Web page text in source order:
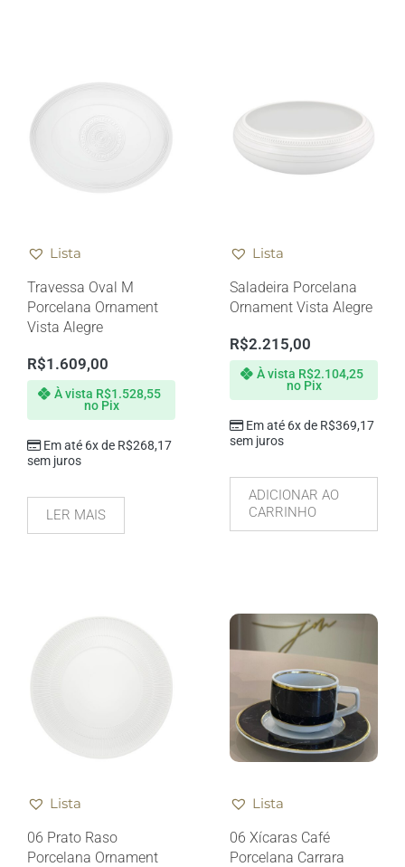
Lista
Travessa Oval M
Porcelana Ornament
Vista Alegre
R$1.609,00
Em até 6x de R$268,17
sem juros
À vista R$1.528,55
no Pix
LER MAIS
Lista
Saladeira Porcelana
Ornament Vista Alegre
R$2.215,00
Em até 6x de R$369,17
sem juros
À vista R$2.104,25
no Pix
ADICIONAR AO
CARRINHO
Lista
06 Prato Raso
Porcelana Ornament
Lista
06 Xícaras Café
Porcelana Carrara